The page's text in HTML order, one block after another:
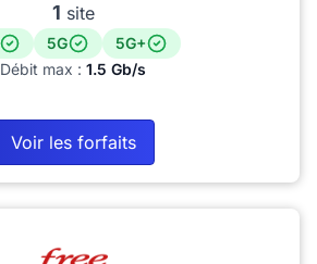
1 site
5G
5G+
Débit max : 1.5 Gb/s
Voir les forfaits